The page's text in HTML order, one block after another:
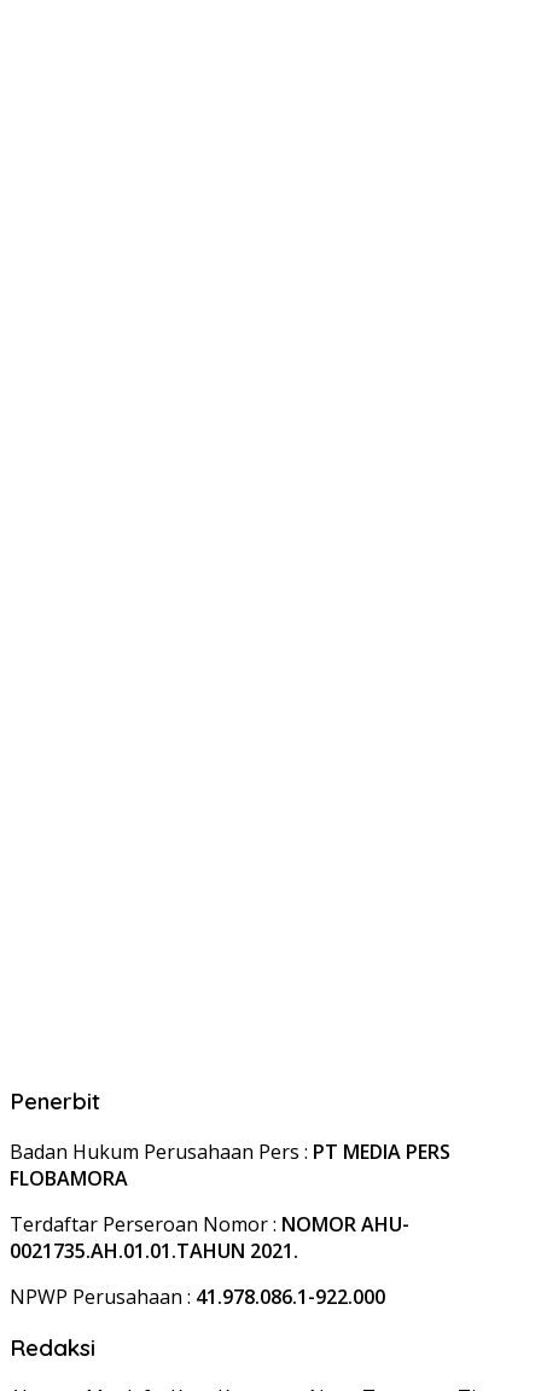
Penerbit
Badan Hukum Perusahaan Pers : PT MEDIA PERS
FLOBAMORA
Terdaftar Perseroan Nomor : NOMOR AHU-
0021735.AH.01.01.TAHUN 2021.
NPWP Perusahaan : 41.978.086.1-922.000
Redaksi